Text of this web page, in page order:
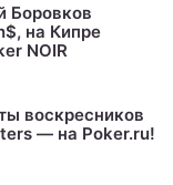
Боровков
на Кипре
NOIR
воскресников
— на Poker.ru!